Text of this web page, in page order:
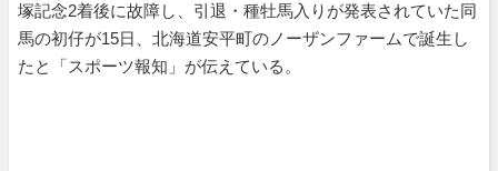
塚記念2着後に故障し、引退・種牡馬入りが発表されていた同
馬の初仔が15日、北海道安平町のノーザンファームで誕生し
たと「スポーツ報知」が伝えている。